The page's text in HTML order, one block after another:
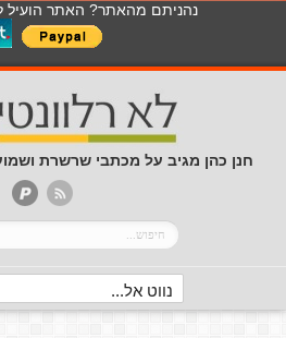
נהניתם מהאתר? האתר הועיל
חנן כהן מגיב על מכתבי שרשרת